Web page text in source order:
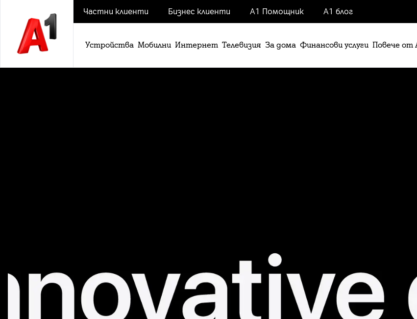
Частни клиенти Бизнес клиенти А1 Помощник А1 блог
Устройства Мобилни Интернет Телевизия За дома Финансови услуги Повече от